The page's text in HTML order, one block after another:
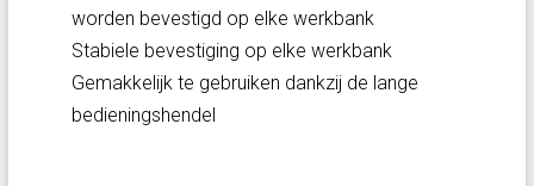
worden bevestigd op elke werkbank
Stabiele bevestiging op elke werkbank
Gemakkelijk te gebruiken dankzij de lange
bedieningshendel